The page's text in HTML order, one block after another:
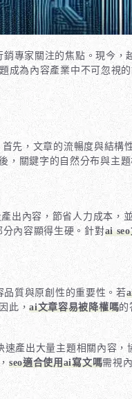
專家關注的焦點。現今
成為內容產業中不可忽視
首先，文章的流暢度與結構
關鍵字的自然分布與主
出內容，節省人力成本
內容顯得生硬。針對ai
質與原創性的重要性。若
此，ai文章容易被降權嗎的
產出大量主題相關內容
seo適合使用ai寫文嗎需視